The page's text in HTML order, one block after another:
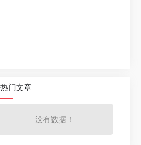
热门文章
没有数据！